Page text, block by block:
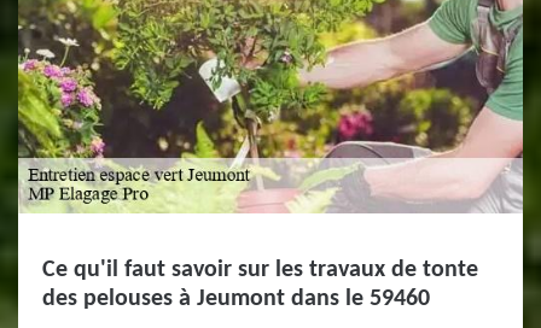
Ce qu'il faut savoir sur les travaux de tonte
des pelouses à Jeumont dans le 59460